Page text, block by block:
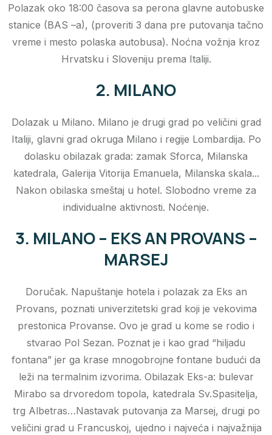
Polazak oko 18:00 časova sa perona glavne autobuske
stanice (BAS –a), (proveriti 3 dana pre putovanja tačno
vreme i mesto polaska autobusa). Noćna vožnja kroz
Hrvatsku i Sloveniju prema Italiji.
2. MILANO
Dolazak u Milano. Milano je drugi grad po veličini grad
Italiji, glavni grad okruga Milano i regije Lombardija. Po
dolasku obilazak grada: zamak Sforca, Milanska
katedrala, Galerija Vitorija Emanuela, Milanska skala...
Nakon obilaska smeštaj u hotel. Slobodno vreme za
individualne aktivnosti. Noćenje.
3. MILANO – EKS AN PROVANS –
MARSEJ
Doručak. Napuštanje hotela i polazak za Eks an
Provans, poznati univerzitetski grad koji je vekovima
prestonica Provanse. Ovo je grad u kome se rodio i
stvarao Pol Sezan. Poznat je i kao grad “hiljadu
fontana” jer ga krase mnogobrojne fontane budući da
leži na termalnim izvorima. Obilazak Eks-a: bulevar
Mirabo sa drvoredom topola, katedrala Sv.Spasitelja,
trg Albetras…Nastavak putovanja za Marsej, drugi po
veličini grad u Francuskoj, ujedno i najveća i najvažnija